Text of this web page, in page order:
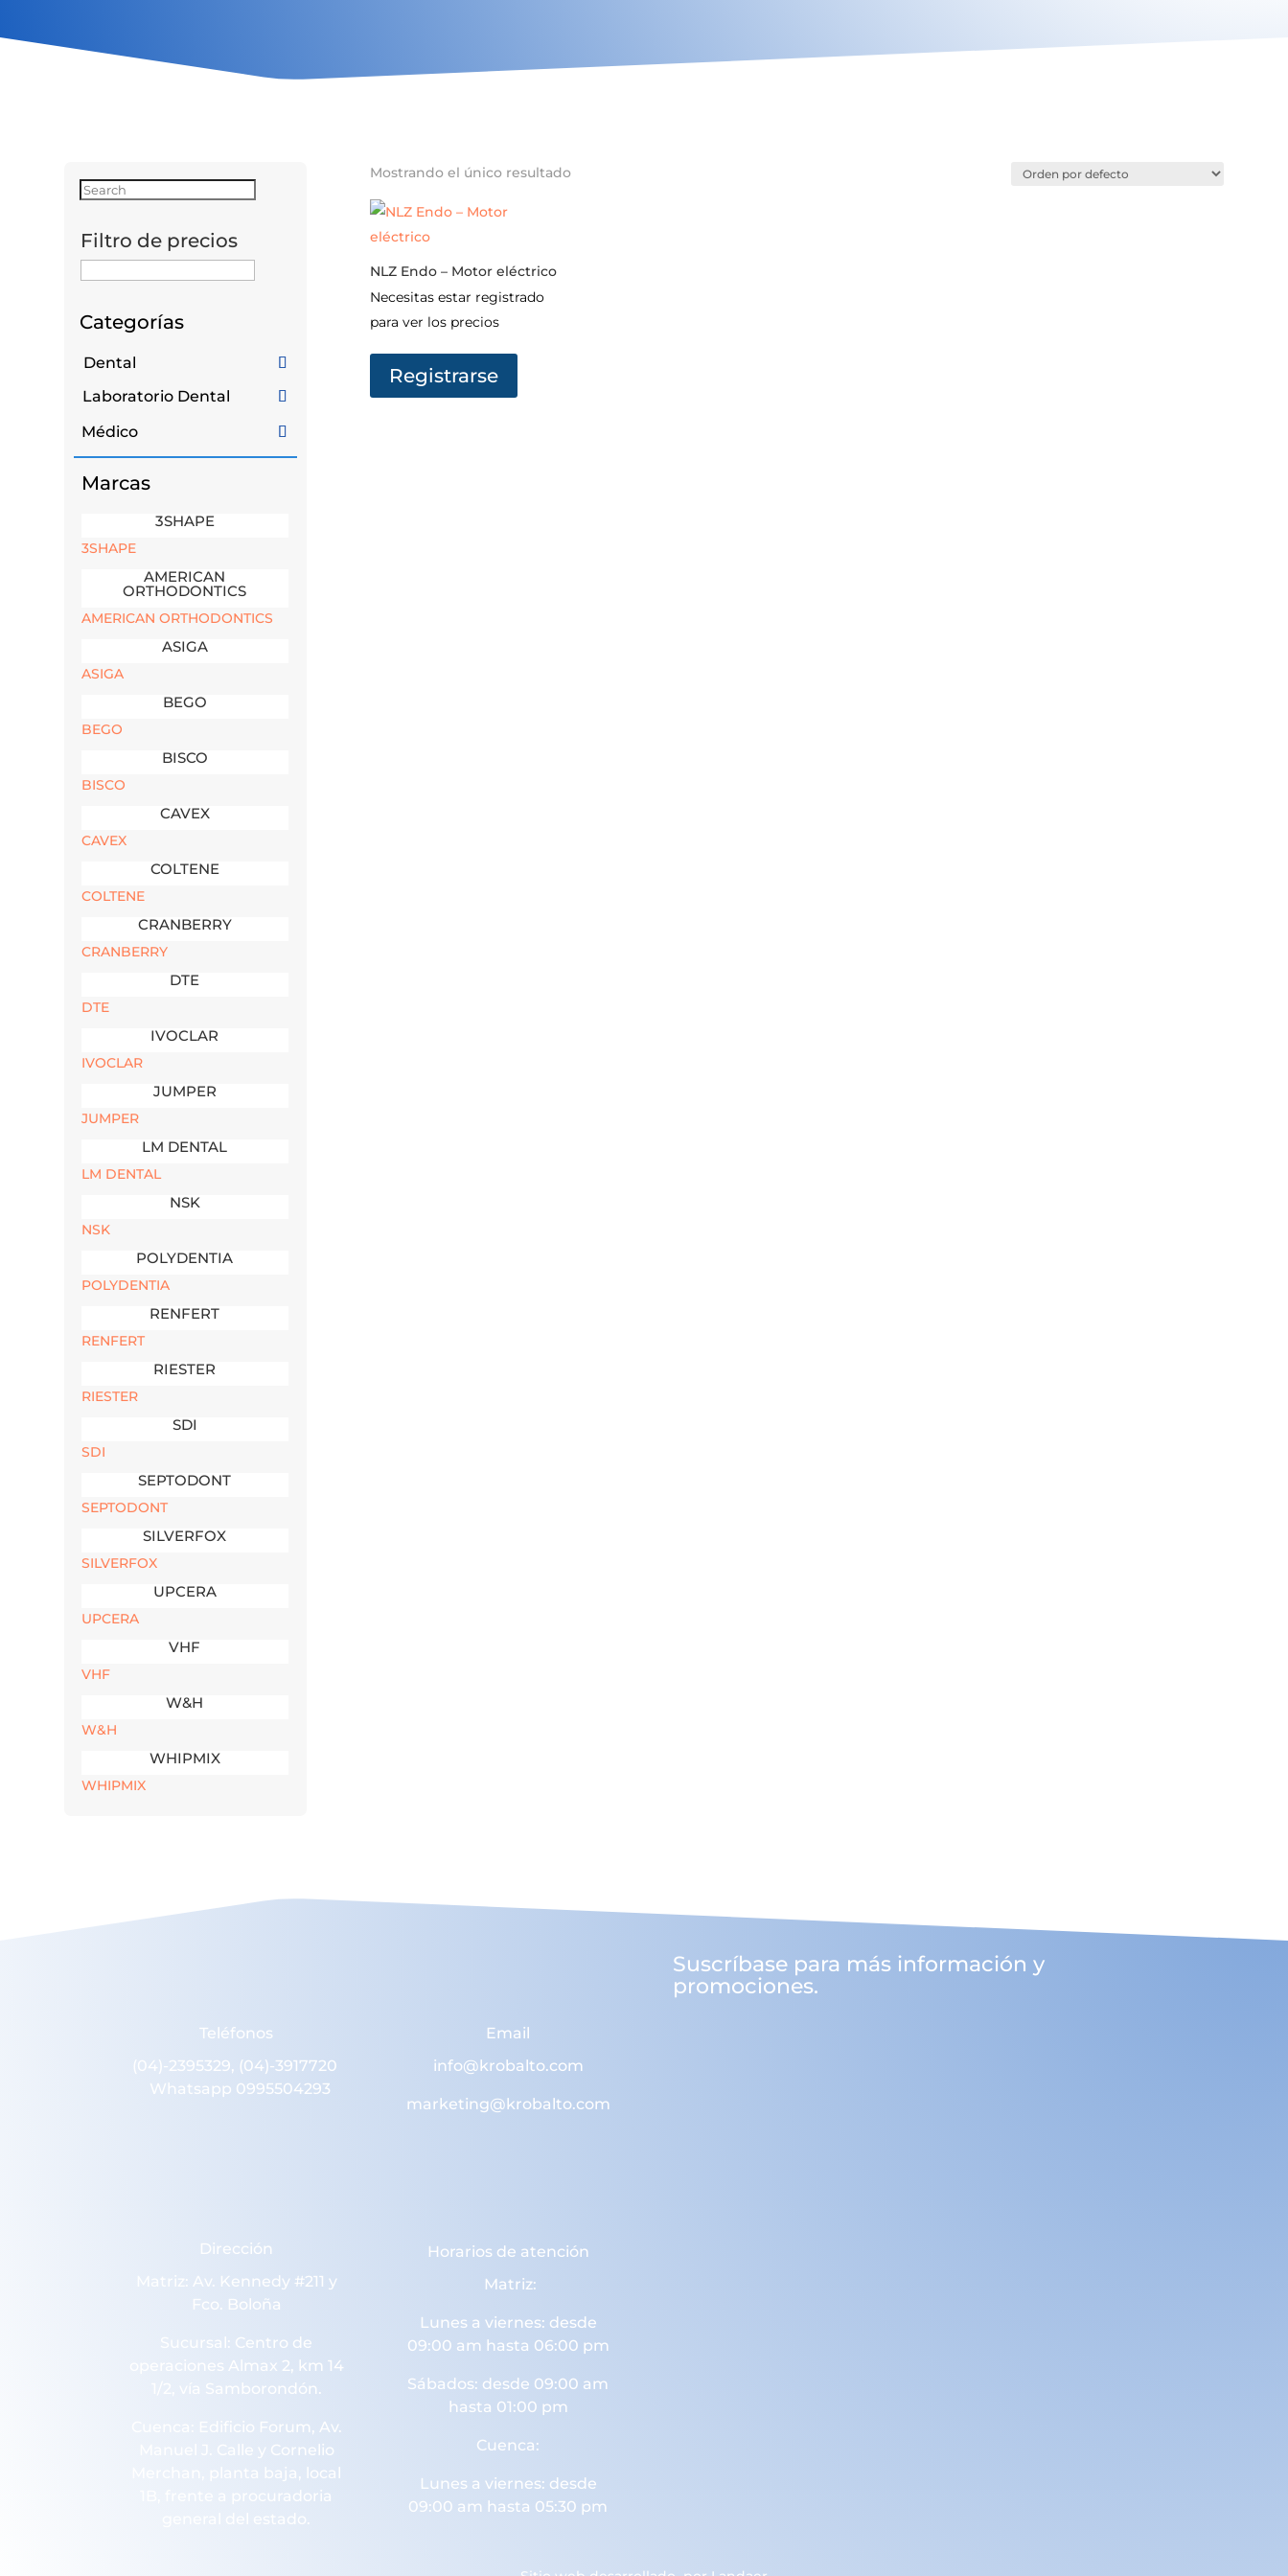
Filtro de precios
Categorías
Dental
Laboratorio Dental
Médico
Marcas
3SHAPE
3SHAPE
AMERICAN
ORTHODONTICS
AMERICAN ORTHODONTICS
ASIGA
ASIGA
BEGO
BEGO
BISCO
BISCO
CAVEX
CAVEX
COLTENE
COLTENE
CRANBERRY
CRANBERRY
DTE
DTE
IVOCLAR
IVOCLAR
JUMPER
JUMPER
LM DENTAL
LM DENTAL
NSK
NSK
POLYDENTIA
POLYDENTIA
RENFERT
RENFERT
RIESTER
RIESTER
SDI
SDI
SEPTODONT
SEPTODONT
SILVERFOX
SILVERFOX
UPCERA
UPCERA
VHF
VHF
W&H
W&H
WHIPMIX
WHIPMIX
Mostrando el único resultado
NLZ Endo – Motor eléctrico
Necesitas estar registrado
para ver los precios
Registrarse
Teléfonos
(04)-2395329, (04)-3917720
Whatsapp 0995504293
Dirección
Matriz: Av. Kennedy #211 y
Fco. Boloña
Sucursal: Centro de
operaciones Almax 2, km 14
1/2, vía Samborondón.
Cuenca: Edificio Forum, Av.
Manuel J. Calle y Cornelio
Merchan, planta baja, local
1B, frente a procuradoria
general del estado.
Email
info@krobalto.com
marketing@krobalto.com
Horarios de atención
Matriz:
Lunes a viernes: desde
09:00 am hasta 06:00 pm
Sábados: desde 09:00 am
hasta 01:00 pm
Cuenca:
Lunes a viernes: desde
09:00 am hasta 05:30 pm
Suscríbase para más información y
promociones.